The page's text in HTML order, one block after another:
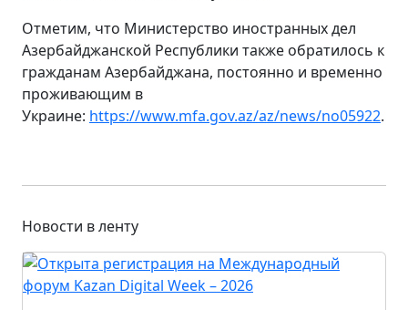
Отметим, что Министерство иностранных дел
Азербайджанской Республики также обратилось к
гражданам Азербайджана, постоянно и временно
проживающим в
Украине: https://www.mfa.gov.az/az/news/no05922.
Новости в ленту